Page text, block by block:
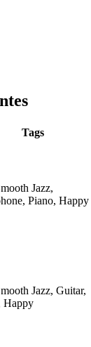
Tags
Jazz,
Piano, Happy
Jazz, Guitar,
Happy